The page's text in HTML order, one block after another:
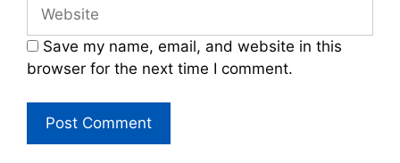
Save my name, email, and website in this
browser for the next time I comment.